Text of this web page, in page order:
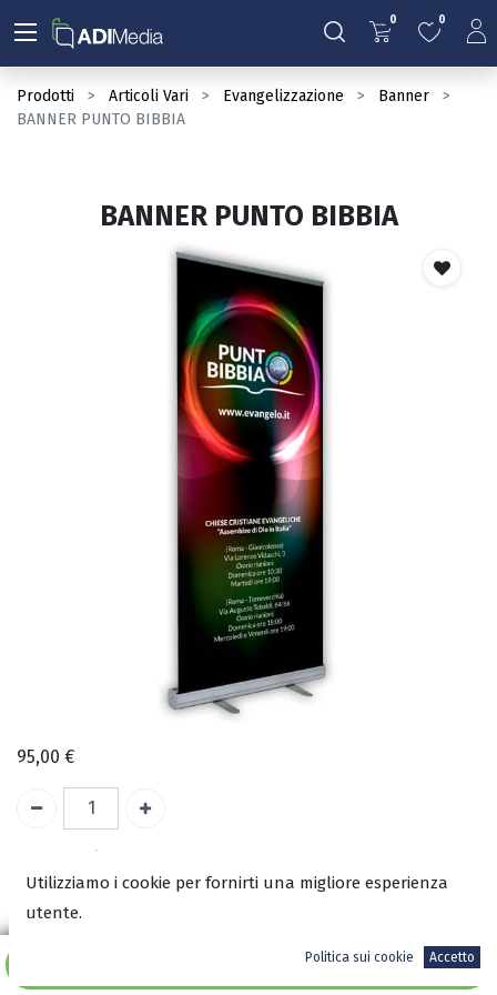
0 0
Prodotti Articoli Vari Evangelizzazione
Banner
BANNER PUNTO BIBBIA
Aggiungi al carrello
BANNER PUNTO BIBBIA
95,00 €
ISBN:
Utilizziamo i cookie per fornirti una migliore esperienza
utente.
Politica sui cookie Accetto